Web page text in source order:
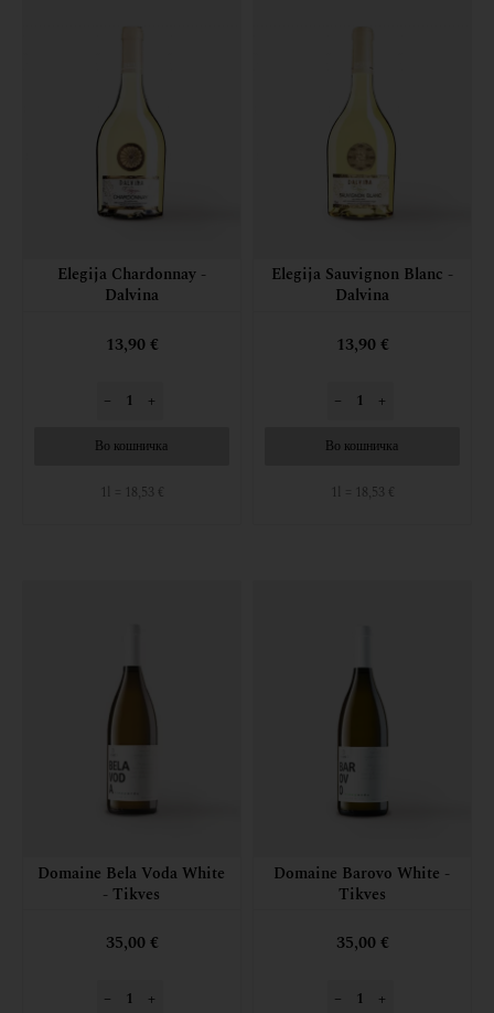
Elegija Chardonnay -
Dalvina
13,90 €
– +
Во кошничка
1l = 18,53 €
Elegija Sauvignon Blanc -
Dalvina
13,90 €
– +
Во кошничка
1l = 18,53 €
Domaine Bela Voda White
- Tikves
35,00 €
– +
Domaine Barovo White -
Tikves
35,00 €
– +